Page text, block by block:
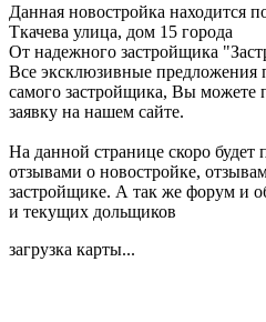
Данная новостройка находится
Ткачева улица, дом 15 города
От надежного застройщика
Все эксклюзивные предложения
самого застройщика, Вы можете
заявку на нашем сайте.
На данной странице скоро будет
отзывами о новостройке,
застройщике. А так же форум и
и текущих дольщиков
загрузка карты...